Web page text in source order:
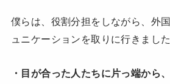
僕らは、役割分担をしながら、外
ュニケーションを取りに行きました
・目が合った人たちに片っ端から